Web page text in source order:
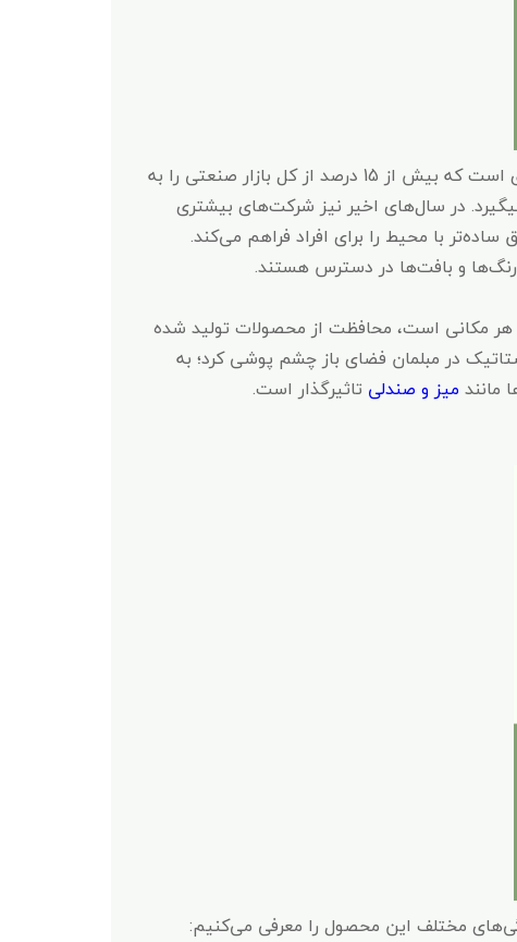
رنگ پودری الکترواستاتیک که از زمان معرفی آن در آمریکای شمالی در دهه 1960 بسیار محبوب شده است؛ پودری است که بیش از 15 درصد از کل بازار صنعتی را به
در سال‌های اخیر نیز شرکت‌های بیشتری
ساده‌تر با محیط را برای افراد فراهم می‌کند.
رنگ‌ها و بافت‌ها در دسترس هستند.
هر مکانی است، محافظت از محصولات تولید شده
در مبلمان فضای باز چشم‌ پوشی کرد؛ به
مانند میز و صندلی تاثیرگذار است.
مختلف این محصول را معرفی می‌کنیم: